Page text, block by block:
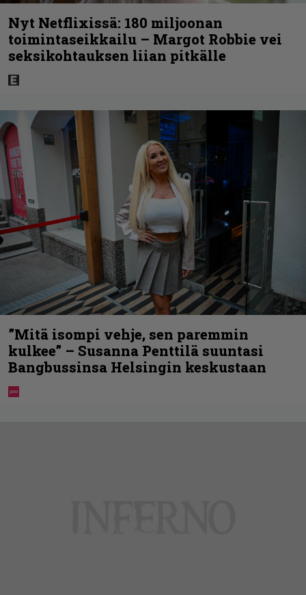
Nyt Netflixissä: 180 miljoonan
toimintaseikkailu – Margot Robbie vei
seksikohtauksen liian pitkälle
”Mitä isompi vehje, sen paremmin
kulkee” – Susanna Penttilä suuntasi
Bangbussinsa Helsingin keskustaan